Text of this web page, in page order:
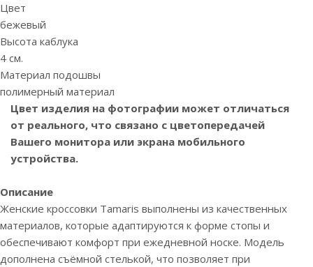
Цвет
бежевый
Высота каблука
4 см.
Материал подошвы
полимерный материал
Цвет изделия на фотографии может отличаться
от реального, что связано с цветопередачей
Вашего монитора или экрана мобильного
устройства.
Описание
Женские кроссовки Tamaris выполнены из качественных
материалов, которые адаптируются к форме стопы и
обеспечивают комфорт при ежедневной носке. Модель
дополнена съёмной стелькой, что позволяет при